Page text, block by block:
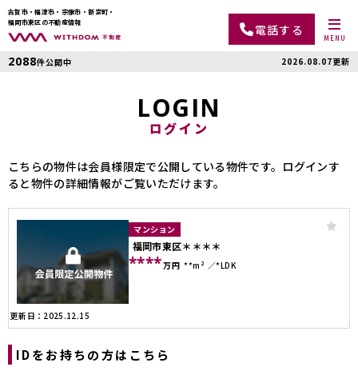
古賀市・福津市・宗像市・新宮町・
福岡市東区の不動産情報
電話する
MENU
2088件公開中 2026.08.07更新
LOGIN
ログイン
こちらの物件は会員様限定で公開している物件です。ログインす
ると物件の詳細情報がご覧いただけます。
マンション
福岡市東区＊＊＊＊
****万円 **m² *LDK
更新日：2025.12.15
IDをお持ちの方はこちら